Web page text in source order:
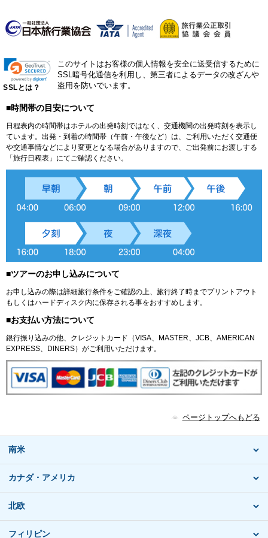
SSLとは？
このサイトはお客様の個人情報を安全に送受信するために
SSL暗号化通信を利用し、第三者によるデータの改ざんや
盗用を防いでいます。
■時間帯の目安について
日程表内の時間帯はホテルの出発時刻ではなく、交通機関の出発時刻を表示し
ています。出発・到着の時間帯（午前・午後など）は、ご利用いただく交通便
や交通事情などにより変更となる場合がありますので、ご出発前にお渡しする
「旅行日程表」にてご確認ください。
■ツアーのお申し込みについて
お申し込みの際は詳細旅行条件をご確認の上、旅行終了時までプリントアウト
もしくはハードディスク内に保存される事をおすすめします。
■お支払い方法について
銀行振り込みの他、クレジットカード（VISA、MASTER、JCB、AMERICAN
EXPRESS、DINERS）がご利用いただけます。
ページトップへもどる
南米
カナダ・アメリカ
北欧
フィリピン